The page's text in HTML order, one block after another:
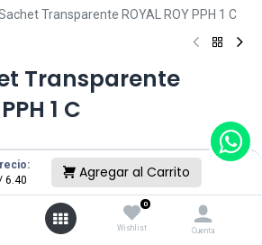
6.40 Agregar al Carrito
0
Wishlist Cuenta
Transparente ROYAL ROY PPH 1 C
Transparente
1 C